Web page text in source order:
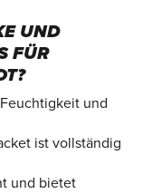
UND
FÜR
und
ist vollständig
und bietet